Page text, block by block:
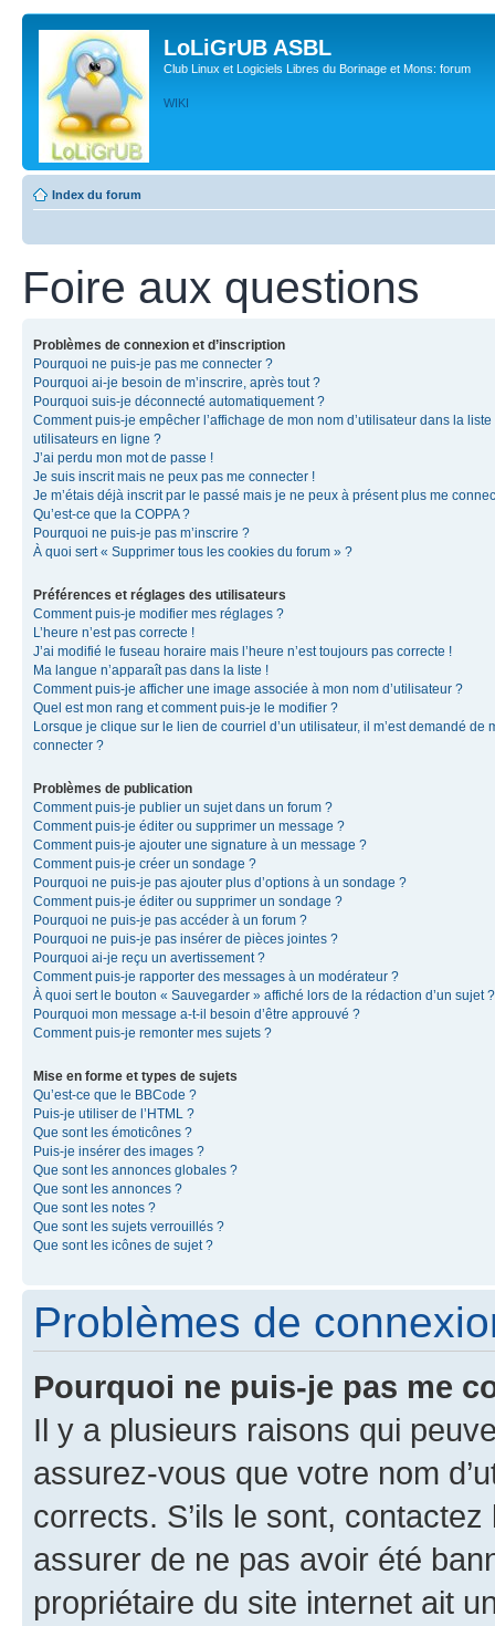
LoLiGrUB ASBL
Club Linux et Logiciels Libres du Borinage et Mons: forum
WIKI
Index du forum
Foire aux questions
Problèmes de connexion et d’inscription
Pourquoi ne puis-je pas me connecter ?
Pourquoi ai-je besoin de m’inscrire, après tout ?
Pourquoi suis-je déconnecté automatiquement ?
Comment puis-je empêcher l’affichage de mon nom d’utilisateur dans la liste
utilisateurs en ligne ?
J’ai perdu mon mot de passe !
Je suis inscrit mais ne peux pas me connecter !
Je m’étais déjà inscrit par le passé mais je ne peux à présent plus me
Qu’est-ce que la COPPA ?
Pourquoi ne puis-je pas m’inscrire ?
À quoi sert « Supprimer tous les cookies du forum » ?
Préférences et réglages des utilisateurs
Comment puis-je modifier mes réglages ?
L’heure n’est pas correcte !
J’ai modifié le fuseau horaire mais l’heure n’est toujours pas correcte !
Ma langue n’apparaît pas dans la liste !
Comment puis-je afficher une image associée à mon nom d’utilisateur ?
Quel est mon rang et comment puis-je le modifier ?
Lorsque je clique sur le lien de courriel d’un utilisateur, il m’est demandé de
connecter ?
Problèmes de publication
Comment puis-je publier un sujet dans un forum ?
Comment puis-je éditer ou supprimer un message ?
Comment puis-je ajouter une signature à un message ?
Comment puis-je créer un sondage ?
Pourquoi ne puis-je pas ajouter plus d’options à un sondage ?
Comment puis-je éditer ou supprimer un sondage ?
Pourquoi ne puis-je pas accéder à un forum ?
Pourquoi ne puis-je pas insérer de pièces jointes ?
Pourquoi ai-je reçu un avertissement ?
Comment puis-je rapporter des messages à un modérateur ?
À quoi sert le bouton « Sauvegarder » affiché lors de la rédaction d’un sujet ?
Pourquoi mon message a-t-il besoin d’être approuvé ?
Comment puis-je remonter mes sujets ?
Mise en forme et types de sujets
Qu’est-ce que le BBCode ?
Puis-je utiliser de l’HTML ?
Que sont les émoticônes ?
Puis-je insérer des images ?
Que sont les annonces globales ?
Que sont les annonces ?
Que sont les notes ?
Que sont les sujets verrouillés ?
Que sont les icônes de sujet ?
Problèmes de
Pourquoi ne puis-je pas me
Il y a plusieurs raisons qui
assurez-vous que votre nom
corrects. S’ils le sont,
assurer de ne pas avoir été
propriétaire du site internet ait